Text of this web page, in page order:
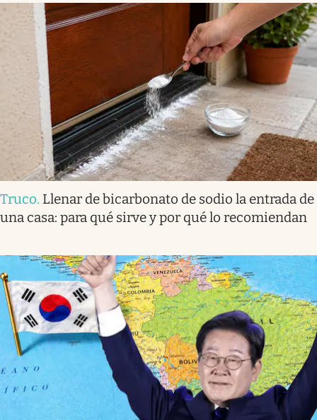
Truco. Llenar de bicarbonato de sodio la entrada de
una casa: para qué sirve y por qué lo recomiendan